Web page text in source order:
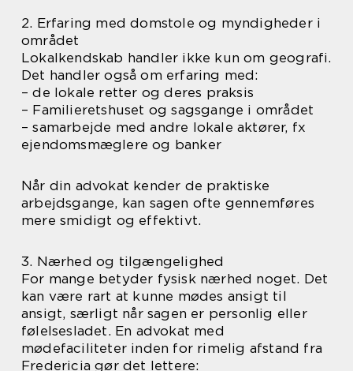
2. Erfaring med domstole og myndigheder i
området
Lokalkendskab handler ikke kun om geografi.
Det handler også om erfaring med:
– de lokale retter og deres praksis
– Familieretshuset og sagsgange i området
– samarbejde med andre lokale aktører, fx
ejendomsmæglere og banker
Når din advokat kender de praktiske
arbejdsgange, kan sagen ofte gennemføres
mere smidigt og effektivt.
3. Nærhed og tilgængelighed
For mange betyder fysisk nærhed noget. Det
kan være rart at kunne mødes ansigt til
ansigt, særligt når sagen er personlig eller
følelsesladet. En advokat med
mødefaciliteter inden for rimelig afstand fra
Fredericia gør det lettere: